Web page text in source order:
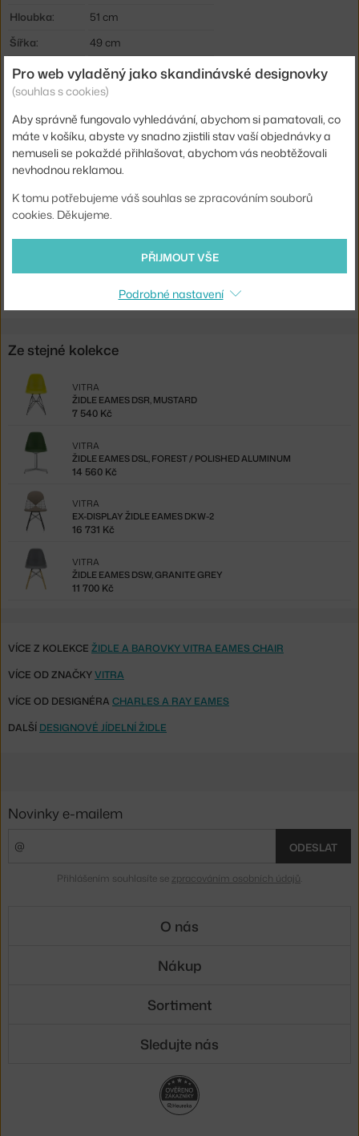
Hloubka:
51 cm
Šířka:
49 cm
Područky:
bez područek
Barva:
písková
Materiál:
dřevo, ocel, textilní potah
Stohovatelné:
ne
Sedák:
čalouněný, kov
Podnož:
dřevo
Model:
DKW
VIT-41216200-L40-EX
Ste zo Slovenska? Prejdite na Ex-display stolička Eames DKW-2
Ze stejné kolekce
ŽIDLE EAMES DSR, MUSTARD
VITRA
7 540 Kč
ŽIDLE EAMES DSL, FOREST / POLISHED ALUMINUM
VITRA
14 560 Kč
EX-DISPLAY ŽIDLE EAMES DKW-2
VITRA
16 731 Kč
ŽIDLE EAMES DSW, GRANITE GREY
VITRA
11 700 Kč
VÍCE Z KOLEKCE ŽIDLE A BAROVKY VITRA EAMES CHAIR
VÍCE OD ZNAČKYVITRA
VÍCE OD DESIGNÉRA CHARLES A RAY EAMES
DALŠÍ DESIGNOVÉ JÍDELNÍ ŽIDLE
Pro web vyladěný jako skandinávské designovky
(souhlas s cookies)
Aby správně fungovalo vyhledávání, abychom si pamatovali, co
máte v košíku, abyste vy snadno zjistili stav vaší objednávky a
nemuseli se pokaždé přihlašovat, abychom vás neobtěžovali
nevhodnou reklamou.
K tomu potřebujeme váš souhlas se zpracováním souborů
cookies. Děkujeme.
PŘIJMOUT VŠE
Podrobné nastavení
Novinky e-mailem
ODESLAT
Přihlášením souhlasíte se zpracováním osobních údajů
O nás
Nákup
Sortiment
Sledujte nás